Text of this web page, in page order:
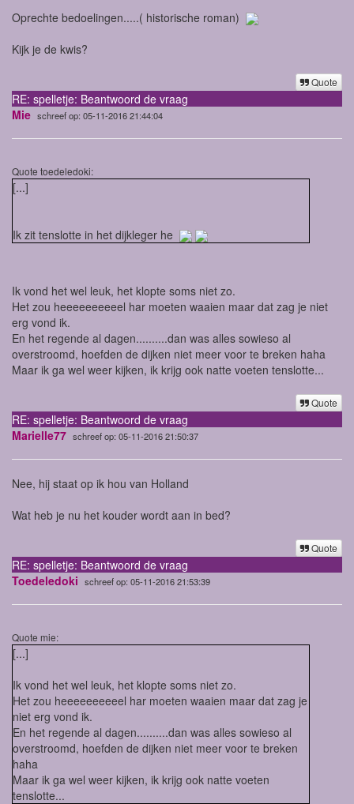
Oprechte bedoelingen.....( historische roman)
Kijk je de kwis?
Quote
RE: spelletje: Beantwoord de vraag
Mie schreef op: 05-11-2016 21:44:04
Quote toedeledoki:
[...]
Ik zit tenslotte in het dijkleger he
Ik vond het wel leuk, het klopte soms niet zo.
Het zou heeeeeeeeeel har moeten waaien maar dat zag je niet
erg vond ik.
En het regende al dagen..........dan was alles sowieso al
overstroomd, hoefden de dijken niet meer voor te breken haha
Maar ik ga wel weer kijken, ik krijg ook natte voeten tenslotte...
Quote
RE: spelletje: Beantwoord de vraag
Marielle77 schreef op: 05-11-2016 21:50:37
Nee, hij staat op ik hou van Holland
Wat heb je nu het kouder wordt aan in bed?
Quote
RE: spelletje: Beantwoord de vraag
Toedeledoki schreef op: 05-11-2016 21:53:39
Quote mie:
[...]
Ik vond het wel leuk, het klopte soms niet zo.
Het zou heeeeeeeeeel har moeten waaien maar dat zag je
niet erg vond ik.
En het regende al dagen..........dan was alles sowieso al
overstroomd, hoefden de dijken niet meer voor te breken
haha
Maar ik ga wel weer kijken, ik krijg ook natte voeten
tenslotte...